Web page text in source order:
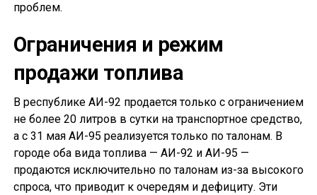
проблем.
Ограничения и режим
продажи топлива
В республике АИ-92 продается только с ограничением
не более 20 литров в сутки на транспортное средство,
а с 31 мая АИ-95 реализуется только по талонам. В
городе оба вида топлива — АИ-92 и АИ-95 —
продаются исключительно по талонам из-за высокого
спроса, что приводит к очередям и дефициту. Эти